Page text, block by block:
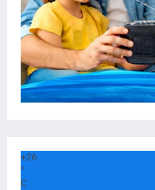
+26
°
C